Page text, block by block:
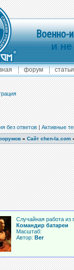
Военно-
и не
форум статьи
без ответов|Активные
» Сайт chen-la.com
Случайная работа из
Командир батареи
Масштаб:
Автор: Ber